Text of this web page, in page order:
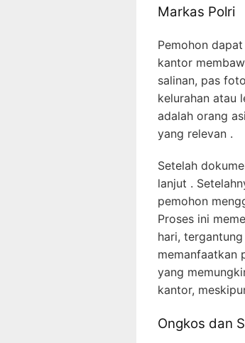
Markas Polri
Pemohon
kantor
salinan, pas
kelurahan atau
adalah orang
yang relevan .
Setelah
lanjut .
pemohon
Proses ini
hari,
memanfaatkan
yang
kantor,
Ongkos dan